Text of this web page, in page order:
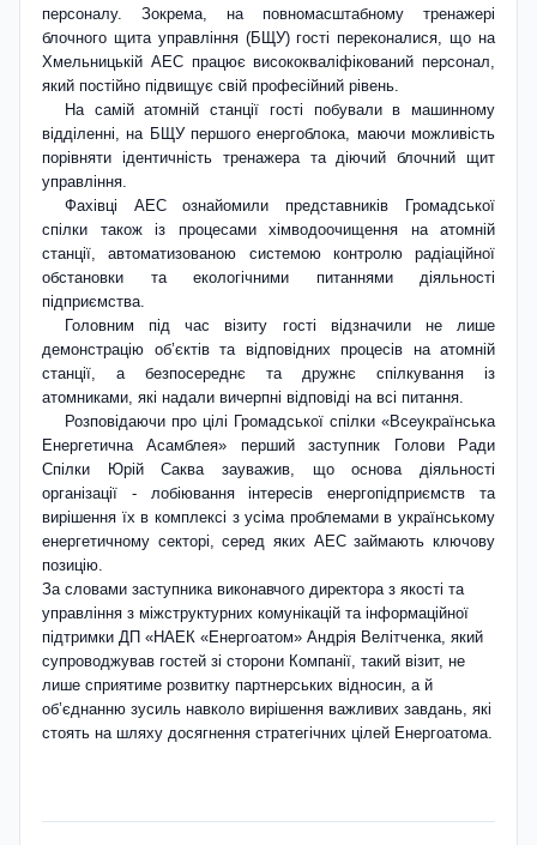
персоналу. Зокрема, на повномасштабному тренажері
блочного щита управління (БЩУ) гості переконалися, що на
Хмельницькій АЕС працює висококваліфікований персонал,
який постійно підвищує свій професійний рівень.
На самій атомній станції гості побували в машинному
відділенні, на БЩУ першого енергоблока, маючи можливість
порівняти ідентичність тренажера та діючий блочний щит
управління.
Фахівці АЕС ознайомили представників Громадської
спілки також із процесами хімводо­очищення на атомній
станції, автоматизованою системою контролю радіаційної
обстановки та екологічними питаннями діяльності
підприємства.
Головним під час візиту гості відзначили не лише
демонстрацію об’єктів та відповідних процесів на атомній
станції, а безпосереднє та дружнє спілкування із
атомниками, які надали вичерпні відповіді на всі питання.
Розповідаючи про цілі Громадської спілки «Всеукраїнська
Енергетична Асамблея» перший заступник Голови Ради
Спілки Юрій Саква зауважив, що основа діяльності
організації - лобіювання інтересів енергопідприємств та
вирішення їх в комплексі з усі­ма проблемами в українському
енергетичному секторі, серед яких АЕС займають ключову
позицію.
За словами заступника виконавчого директора з якості та
управління з міжструктурних комунікацій та інформаційної
підтримки ДП «НАЕК «Енергоатом» Андрія Велітченка, який
супроводжував гостей зі сторони Компанії, такий візит, не
лише сприятиме розвитку партнерських відносин, а й
об’єднанню зусиль навколо вирішення важливих завдань, які
стоять на шляху досягнення стратегічних цілей Енергоатома.